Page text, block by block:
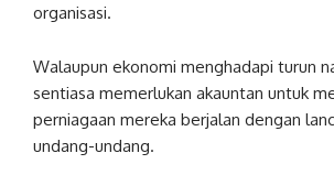
organisasi.
Walaupun ekonomi menghadapi turun
sentiasa memerlukan akauntan untuk
perniagaan mereka berjalan dengan
undang-undang.